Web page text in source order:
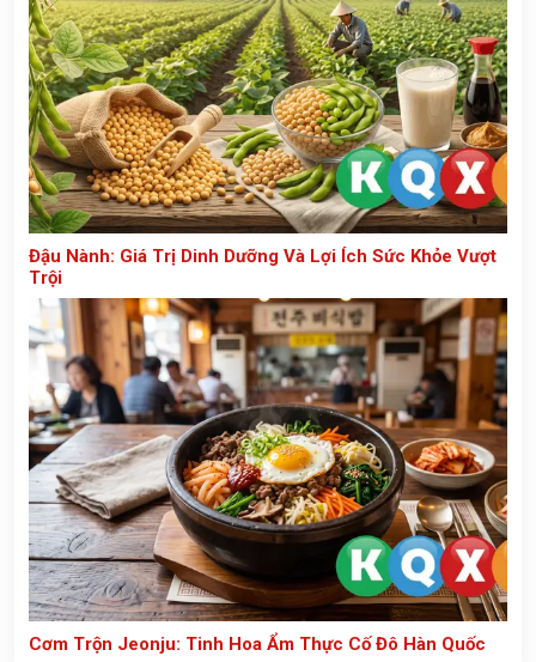
Đậu Nành: Giá Trị Dinh Dưỡng Và Lợi Ích Sức Khỏe Vượt
Trội
Cơm Trộn Jeonju: Tinh Hoa Ẩm Thực Cố Đô Hàn Quốc